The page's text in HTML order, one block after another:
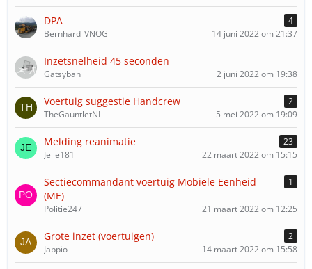
DPA
4
Bernhard_VNOG
14 juni 2022 om 21:37
Inzetsnelheid 45 seconden
Gatsybah 2 juni 2022 om 19:38
Voertuig suggestie Handcrew
2
TheGauntletNL
5 mei 2022 om 19:09
Melding reanimatie
23
Jelle181
22 maart 2022 om 15:15
Sectiecommandant voertuig Mobiele Eenheid
(ME)
1
Politie247 21 maart 2022 om 12:25
Grote inzet (voertuigen)
2
Jappio
14 maart 2022 om 15:58